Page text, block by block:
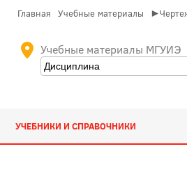
Главная Учебные материалы
Учебные материалы МГУИЭ
УЧЕБНИКИ И СПРАВОЧНИКИ